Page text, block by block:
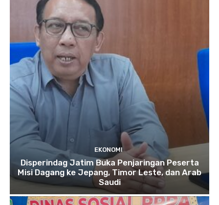
EKONOMI
Disperindag Jatim Buka Penjaringan Peserta
Misi Dagang ke Jepang, Timor Leste, dan Arab
Saudi